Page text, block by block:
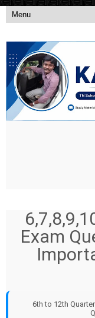
Exam
6th to 12th